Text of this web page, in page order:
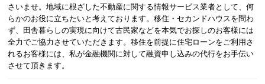
さいませ。地域に根ざした不動産に関する情報サービス業者として、何
らかのお役に立ちたいと考えております。移住・セカンドハウスを問わ
ず、田舎暮らしの実現に向けて古民家などを本気でお探しのお客様には
全力でご協力させていただきます。移住を前提に住宅ローンをご利用さ
れるお客様には、私が金融機関に対して融資申し込みの代行をお手伝い
させて頂きます。